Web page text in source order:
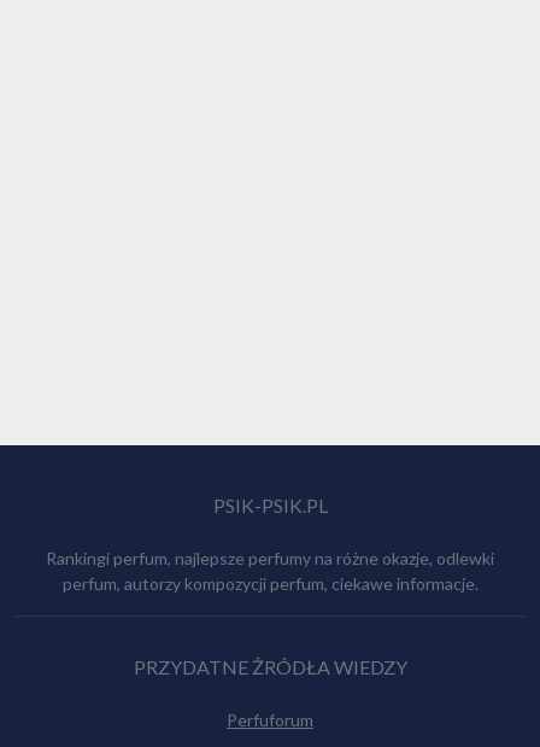
PSIK-PSIK.PL
Rankingi perfum, najlepsze perfumy na różne okazje, odlewki
perfum, autorzy kompozycji perfum, ciekawe informacje.
PRZYDATNE ŻRÓDŁA WIEDZY
Perfuforum